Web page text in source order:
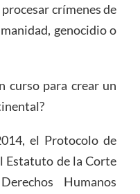
crímenes de
genocidio o
curso para crear un
el Protocolo de
Estatuto de la Corte
Humanos